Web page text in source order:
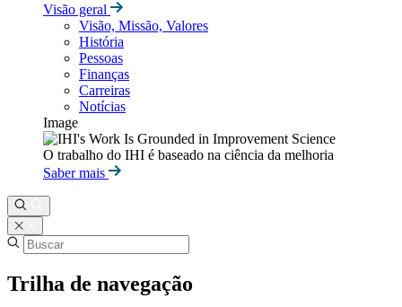
Visão geral
Visão, Missão, Valores
História
Pessoas
Finanças
Carreiras
Notícias
Image
O trabalho do IHI é baseado na ciência da melhoria
Saber mais
Trilha de navegação